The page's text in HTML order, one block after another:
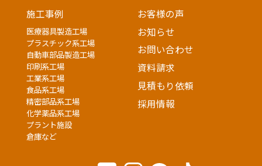
施工事例
医療器具製造工場
プラスチック系工場
自動車部品製造工場
印刷系工場
工業系工場
食品系工場
精密部品系工場
化学薬品系工場
プラント施設
倉庫など
お客様の声
お知らせ
お問い合わせ
資料請求
見積もり依頼
採用情報